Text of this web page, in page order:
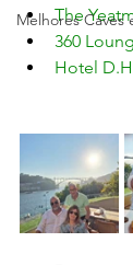
Melhores Caves
The
360
Hotel